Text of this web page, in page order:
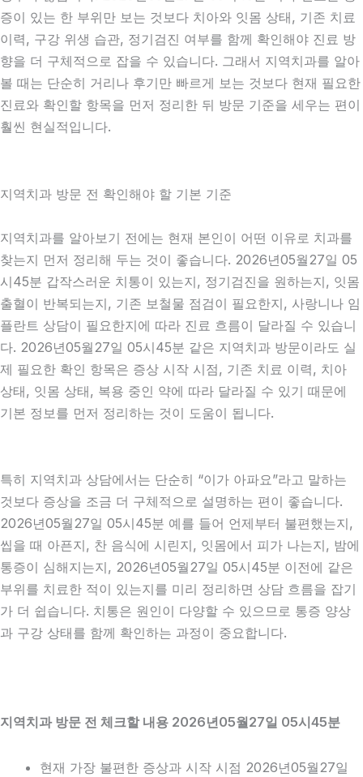
증이 있는 한 부위만 보는 것보다 치아와 잇몸 상태, 기존 치료
이력, 구강 위생 습관, 정기검진 여부를 함께 확인해야 진료 방
향을 더 구체적으로 잡을 수 있습니다. 그래서 지역치과를 알아
볼 때는 단순히 거리나 후기만 빠르게 보는 것보다 현재 필요한
진료와 확인할 항목을 먼저 정리한 뒤 방문 기준을 세우는 편이
훨씬 현실적입니다.
지역치과 방문 전 확인해야 할 기본 기준
지역치과를 알아보기 전에는 현재 본인이 어떤 이유로 치과를
찾는지 먼저 정리해 두는 것이 좋습니다. 2026년05월27일 05
시45분 갑작스러운 치통이 있는지, 정기검진을 원하는지, 잇몸
출혈이 반복되는지, 기존 보철물 점검이 필요한지, 사랑니나 임
플란트 상담이 필요한지에 따라 진료 흐름이 달라질 수 있습니
다. 2026년05월27일 05시45분 같은 지역치과 방문이라도 실
제 필요한 확인 항목은 증상 시작 시점, 기존 치료 이력, 치아
상태, 잇몸 상태, 복용 중인 약에 따라 달라질 수 있기 때문에
기본 정보를 먼저 정리하는 것이 도움이 됩니다.
특히 지역치과 상담에서는 단순히 “이가 아파요”라고 말하는
것보다 증상을 조금 더 구체적으로 설명하는 편이 좋습니다.
2026년05월27일 05시45분 예를 들어 언제부터 불편했는지,
씹을 때 아픈지, 찬 음식에 시린지, 잇몸에서 피가 나는지, 밤에
통증이 심해지는지, 2026년05월27일 05시45분 이전에 같은
부위를 치료한 적이 있는지를 미리 정리하면 상담 흐름을 잡기
가 더 쉽습니다. 치통은 원인이 다양할 수 있으므로 통증 양상
과 구강 상태를 함께 확인하는 과정이 중요합니다.
지역치과 방문 전 체크할 내용 2026년05월27일 05시45분
현재 가장 불편한 증상과 시작 시점 2026년05월27일